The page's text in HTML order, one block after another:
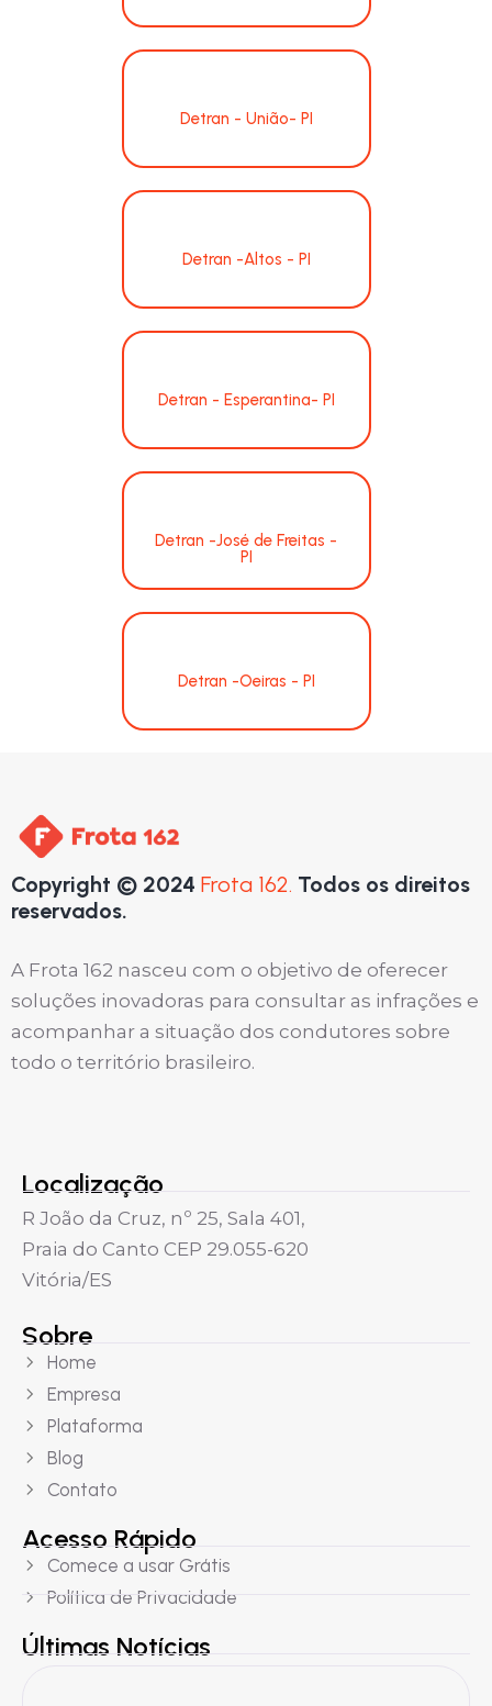
Detran - União- PI
Detran -Altos - PI
Detran - Esperantina- PI
Detran -José de Freitas -
PI
Detran -Oeiras - PI
Copyright © 2024 Frota 162. Todos os direitos
reservados.
A Frota 162 nasceu com o objetivo de oferecer
soluções inovadoras para consultar as infrações e
acompanhar a situação dos condutores sobre
todo o território brasileiro.
Localização
R João da Cruz, nº 25, Sala 401,
Praia do Canto CEP 29.055-620
Vitória/ES
Sobre
Home
Empresa
Plataforma
Blog
Contato
Acesso Rápido
Comece a usar Grátis
Política de Privacidade
Últimas Notícias